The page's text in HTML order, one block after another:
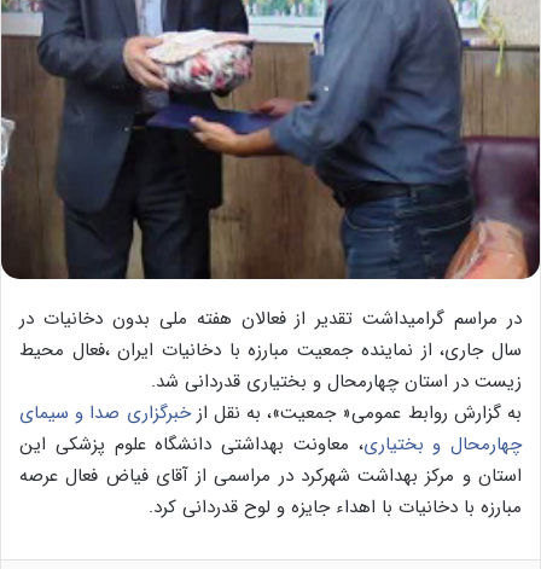
در مراسم گرامیداشت تقدیر از فعالان هفته ملی بدون دخانیات در
سال جاری، از نماینده جمعیت مبارزه با دخانیات ایران ،فعال محیط
زیست در استان چهارمحال و بختیاری قدردانی شد.
به گزارش روابط عمومی« جمعیت»، به نقل ازخبرگزاری صدا و سیمای
چهارمحال و بختیاری، معاونت بهداشتی دانشگاه علوم پزشکی این
استان و مرکز بهداشت شهرکرد در مراسمی از آقای فیاض فعال عرصه
مبارزه با دخانیات با اهداء جایزه و لوح قدردانی کرد.